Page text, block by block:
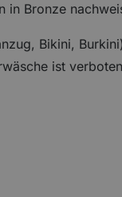
in Bronze
Bikini,
ist